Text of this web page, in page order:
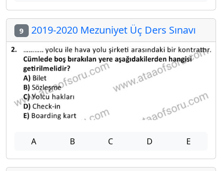
9 2019-2020 Mezuniyet Üç Ders Sınavı
A B C D E